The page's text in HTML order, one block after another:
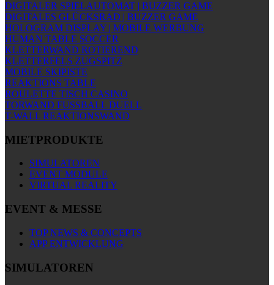
DIGITALER SPIELAUTOMAT | BUZZER GAME
DIGITALES GLÜCKSRAD | BUZZER GAME
HOLOGRAM DISPLAY | MOBILE WERBUNG
HUMAN TABLE SOCCER
KLETTERWAND ROTIEREND
KLETTERFELS ZUGSPITZ
MOBILE SKIPISTE
REAKTIONS TABLE
ROULETTE TISCH CASINO
TORWAND FUSSBALL DUELL
T-WALL REAKTIONSWAND
MIETPRODUKTE
SIMULATOREN
EVENT MODULE
VIRTUAL REALITY
EVENT & MESSE
TOP NEWS & CONCEPTS
APP ENTWICKLUNG
SIMULATOREN